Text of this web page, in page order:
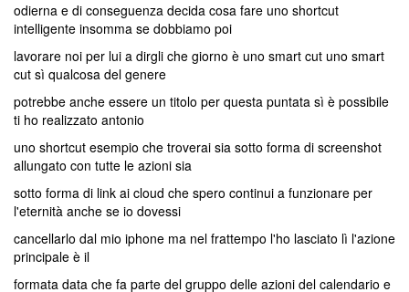
odierna e di conseguenza decida cosa fare uno shortcut
intelligente insomma se dobbiamo poi
lavorare noi per lui a dirgli che giorno è uno smart cut uno smart
cut sì qualcosa del genere
potrebbe anche essere un titolo per questa puntata sì è possibile
ti ho realizzato antonio
uno shortcut esempio che troverai sia sotto forma di screenshot
allungato con tutte le azioni sia
sotto forma di link ai cloud che spero continui a funzionare per
l'eternità anche se io dovessi
cancellarlo dal mio iphone ma nel frattempo l'ho lasciato lì l'azione
principale è il
formata data che fa parte del gruppo delle azioni del calendario e